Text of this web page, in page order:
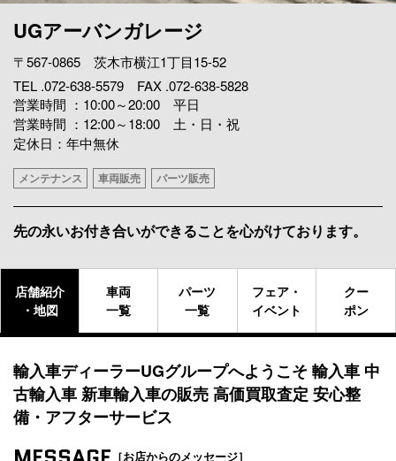
UGアーバンガレージ
〒567-0865 茨木市横江1丁目15-52
TEL .072-638-5579 FAX .072-638-5828
営業時間 ：10:00～20:00 平日
営業時間 ：12:00～18:00 土・日・祝
定休日：年中無休
メンテナンス 車両販売 パーツ販売
先の永いお付き合いができることを心がけております。
店舗紹介
・地図
車両
一覧
パーツ
一覧
フェア・
イベント
クー
ポン
輸入車ディーラーUGグループへようこそ 輸入車 中
古輸入車 新車輸入車の販売 高価買取査定 安心整
備・アフターサービス
［お店からのメッセージ］